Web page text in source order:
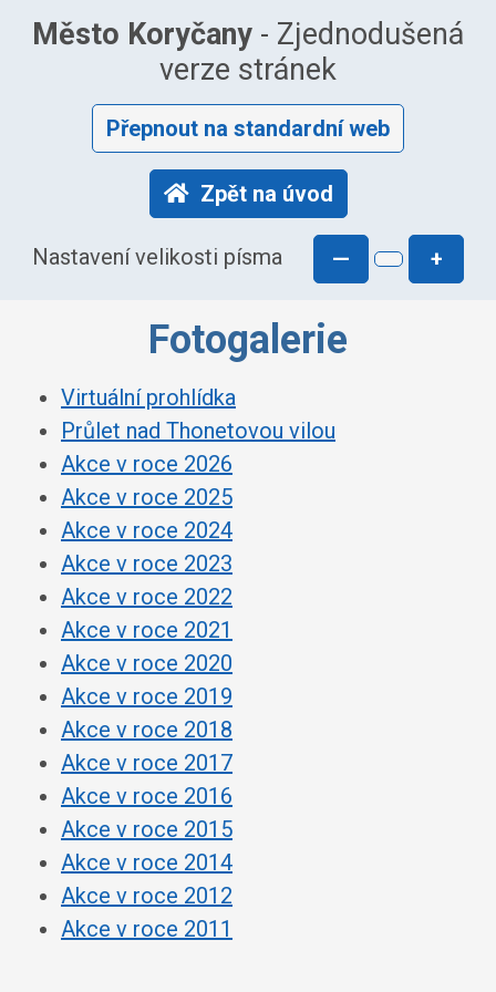
Město Koryčany - Zjednodušená
verze stránek
Přepnout na standardní web
Zpět na úvod
Nastavení velikosti písma — +
Fotogalerie
Virtuální prohlídka
Průlet nad Thonetovou vilou
Akce v roce 2026
Akce v roce 2025
Akce v roce 2024
Akce v roce 2023
Akce v roce 2022
Akce v roce 2021
Akce v roce 2020
Akce v roce 2019
Akce v roce 2018
Akce v roce 2017
Akce v roce 2016
Akce v roce 2015
Akce v roce 2014
Akce v roce 2012
Akce v roce 2011